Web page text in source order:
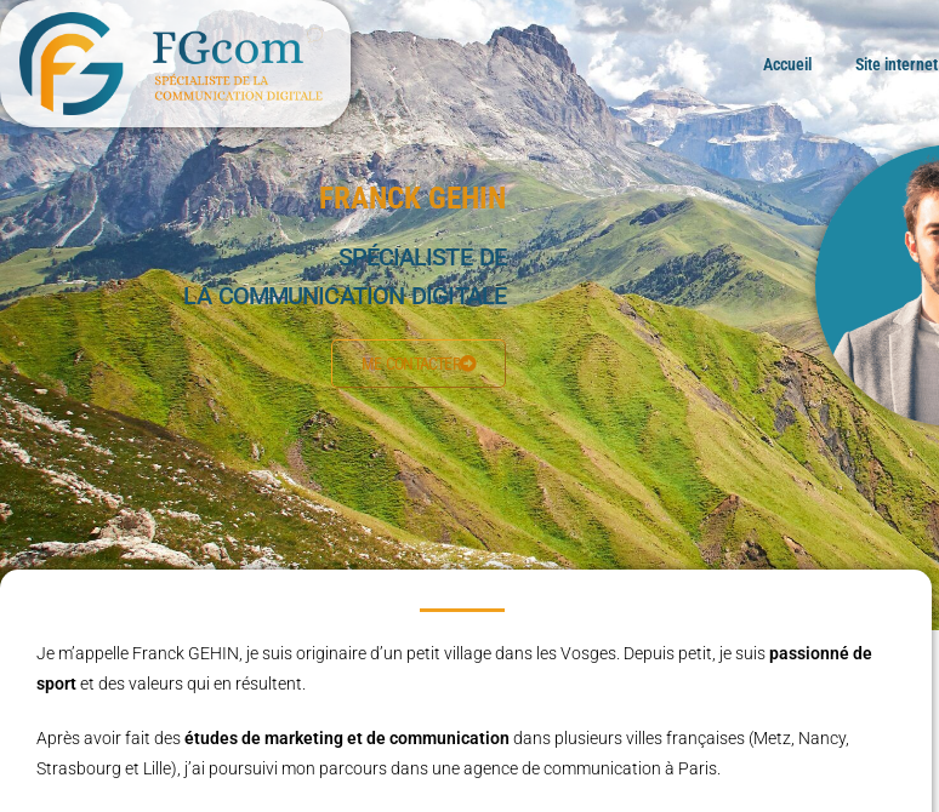
Accueil Site internet
FRANCK GEHIN
SPÉCIALISTE DE
LA COMMUNICATION DIGITALE
ME CONTACTER
Je m’appelle Franck GEHIN, je suis originaire d’un petit village dans les Vosges. Depuis petit, je suispassionné de
sportet des valeurs qui en résultent.
Après avoir fait desétudes de marketing et de communication dans plusieurs villes françaises (Metz, Nancy,
Strasbourg et Lille), j’ai poursuivi mon parcours dans une agence de communication à Paris.